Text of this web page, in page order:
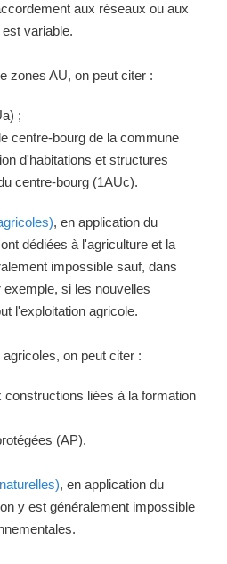
aux réseaux ou aux
variable.
zones AU, on peut citer :
;
centre-bourg de la commune
d'habitations et structures
centre-bourg (1AUc).
, en application du
dédiées à l'agriculture et la
impossible sauf, dans
si les nouvelles
l'exploitation agricole.
on peut citer :
liées à la formation
(AP).
, en application du
y est généralement impossible